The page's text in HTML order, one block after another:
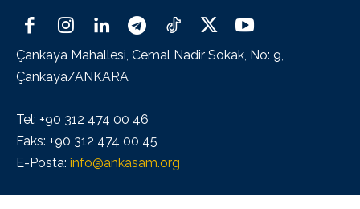
Çankaya Mahallesi, Cemal Nadir Sokak, No: 9,
Çankaya/ANKARA
Tel: +90 312 474 00 46
Faks: +90 312 474 00 45
E-Posta: info@ankasam.org